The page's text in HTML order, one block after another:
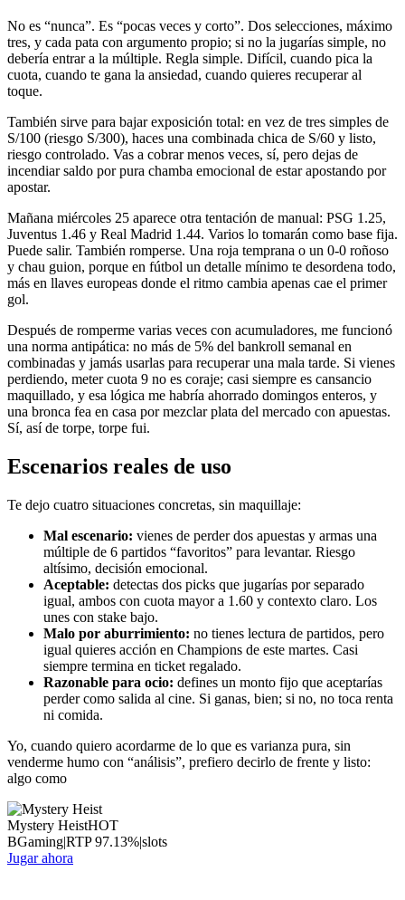
No es “nunca”. Es “pocas veces y corto”. Dos selecciones, máximo
tres, y cada pata con argumento propio; si no la jugarías simple, no
debería entrar a la múltiple. Regla simple. Difícil, cuando pica la
cuota, cuando te gana la ansiedad, cuando quieres recuperar al
toque.
También sirve para bajar exposición total: en vez de tres simples de
S/100 (riesgo S/300), haces una combinada chica de S/60 y listo,
riesgo controlado. Vas a cobrar menos veces, sí, pero dejas de
incendiar saldo por pura chamba emocional de estar apostando por
apostar.
Mañana miércoles 25 aparece otra tentación de manual: PSG 1.25,
Juventus 1.46 y Real Madrid 1.44. Varios lo tomarán como base fija.
Puede salir. También romperse. Una roja temprana o un 0-0 roñoso
y chau guion, porque en fútbol un detalle mínimo te desordena todo,
más en llaves europeas donde el ritmo cambia apenas cae el primer
gol.
Después de romperme varias veces con acumuladores, me funcionó
una norma antipática: no más de 5% del bankroll semanal en
combinadas y jamás usarlas para recuperar una mala tarde. Si vienes
perdiendo, meter cuota 9 no es coraje; casi siempre es cansancio
maquillado, y esa lógica me habría ahorrado domingos enteros, y
una bronca fea en casa por mezclar plata del mercado con apuestas.
Sí, así de torpe, torpe fui.
Escenarios reales de uso
Te dejo cuatro situaciones concretas, sin maquillaje:
Mal escenario: vienes de perder dos apuestas y armas una
múltiple de 6 partidos “favoritos” para levantar. Riesgo
altísimo, decisión emocional.
Aceptable: detectas dos picks que jugarías por separado
igual, ambos con cuota mayor a 1.60 y contexto claro. Los
unes con stake bajo.
Malo por aburrimiento: no tienes lectura de partidos, pero
igual quieres acción en Champions de este martes. Casi
siempre termina en ticket regalado.
Razonable para ocio: defines un monto fijo que aceptarías
perder como salida al cine. Si ganas, bien; si no, no toca renta
ni comida.
Yo, cuando quiero acordarme de lo que es varianza pura, sin
venderme humo con “análisis”, prefiero decirlo de frente y listo:
algo como
Mystery HeistHOT
BGaming|RTP97.13%|slots
Jugar ahora